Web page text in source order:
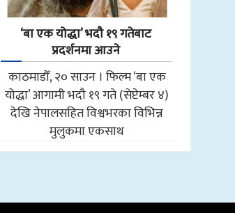
‘बा एक योद्धा’ भदौ १९ गतेबाट
प्रदर्शनमा आउने
काठमाडौँ, २० साउन । फिल्म ‘बा एक
योद्धा’ आगामी भदौ १९ गते (सेप्टेम्बर ४)
देखि नेपालसहित विश्वभरका विभिन्न
मुलुकमा एकसाथ